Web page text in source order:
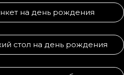
на день рождения
стол на день рождения